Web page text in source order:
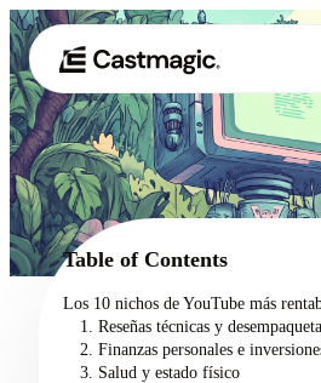
01 Producto
02 Casos de uso
Precios
Acerca de
Table of Contents
Los 10 nichos de YouTube más
1. Reseñas técnicas y
2. Finanzas personales e
3. Salud y estado físico